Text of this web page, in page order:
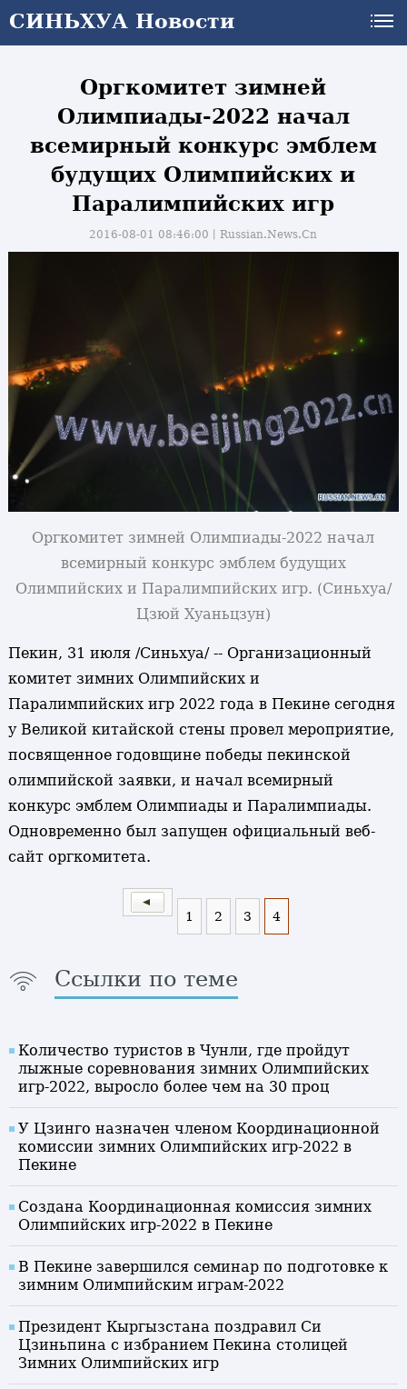
СИНЬХУА Новости
Оргкомитет зимней
Олимпиады-2022 начал
всемирный конкурс эмблем
будущих Олимпийских и
Паралимпийских игр
2016-08-01 08:46:00丨Russian.News.Cn
Оргкомитет зимней Олимпиады-2022 начал
всемирный конкурс эмблем будущих
Олимпийских и Паралимпийских игр. (Синьхуа/
Цзюй Хуаньцзун)
Пекин, 31 июля /Синьхуа/ -- Организационный
комитет зимних Олимпийских и
Паралимпийских игр 2022 года в Пекине сегодня
у Великой китайской стены провел мероприятие,
посвященное годовщине победы пекинской
олимпийской заявки, и начал всемирный
конкурс эмблем Олимпиады и Паралимпиады.
Одновременно был запущен официальный веб-
сайт оргкомитета.
1 2 3 4
Ссылки по теме
Количество туристов в Чунли, где пройдут
лыжные соревнования зимних Олимпийских
игр-2022, выросло более чем на 30 проц
У Цзинго назначен членом Координационной
комиссии зимних Олимпийских игр-2022 в
Пекине
Создана Координационная комиссия зимних
Олимпийских игр-2022 в Пекине
В Пекине завершился семинар по подготовке к
зимним Олимпийским играм-2022
Президент Кыргызстана поздравил Си
Цзиньпина с избранием Пекина столицей
Зимних Олимпийских игр